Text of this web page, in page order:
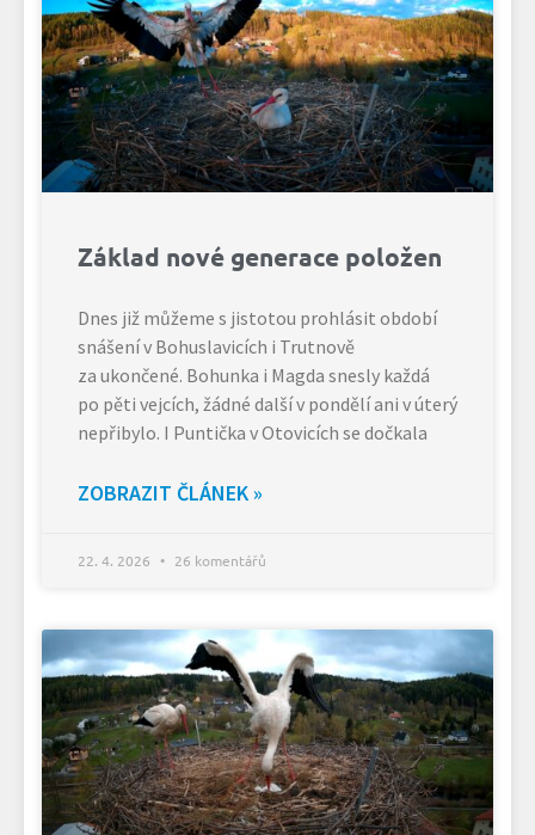
Základ nové generace položen
Dnes již můžeme s jistotou prohlásit období
snášení v Bohuslavicích i Trutnově
za ukončené. Bohunka i Magda snesly každá
po pěti vejcích, žádné další v pondělí ani v úterý
nepřibylo. I Puntička v Otovicích se dočkala
ZOBRAZIT ČLÁNEK »
22. 4. 2026 26 komentářů